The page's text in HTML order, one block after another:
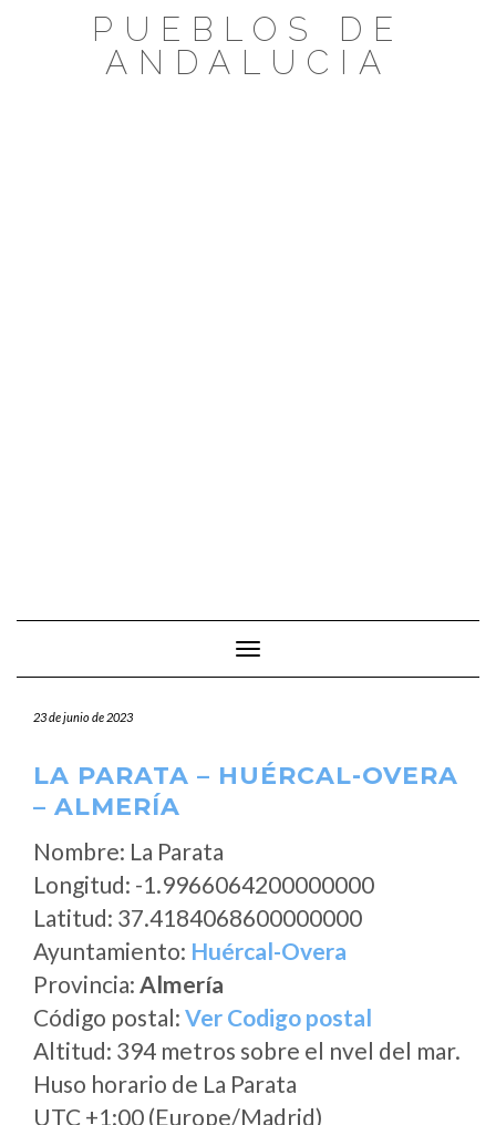
PUEBLOS DE
ANDALUCIA
Cambiar modo de navegación
23 de junio de 2023
LA PARATA – HUÉRCAL-OVERA
– ALMERÍA
Nombre: La Parata
Longitud: -1.9966064200000000
Latitud: 37.4184068600000000
Ayuntamiento: Huércal-Overa
Provincia: Almería
Código postal: Ver Codigo postal
Altitud: 394 metros sobre el nvel del mar.
Huso horario de La Parata
UTC +1:00 (Europe/Madrid)